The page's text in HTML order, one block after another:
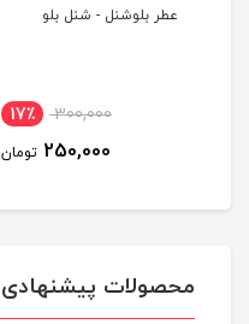
عطر بلوشنل - شنل بلو
300,000 17٪
250,000 تومان
محصولات پیشنهادی